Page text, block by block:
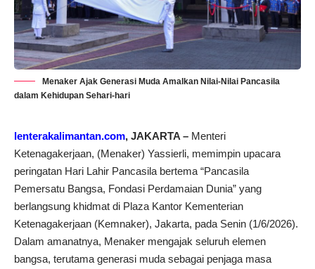
Menaker Ajak Generasi Muda Amalkan Nilai-Nilai Pancasila
dalam Kehidupan Sehari-hari
lenterakalimantan.com, JAKARTA – Menteri
Ketenagakerjaan, (Menaker) Yassierli, memimpin upacara
peringatan Hari Lahir Pancasila bertema “Pancasila
Pemersatu Bangsa, Fondasi Perdamaian Dunia” yang
berlangsung khidmat di Plaza Kantor Kementerian
Ketenagakerjaan (Kemnaker), Jakarta, pada Senin (1/6/2026).
Dalam amanatnya, Menaker mengajak seluruh elemen
bangsa, terutama generasi muda sebagai penjaga masa